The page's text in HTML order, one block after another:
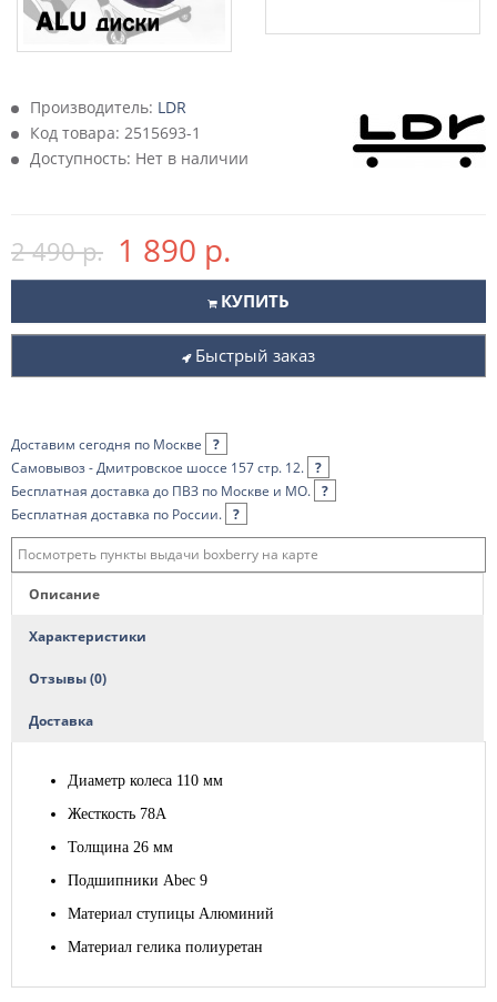
Производитель: LDR
Код товара: 2515693-1
Доступность: Нет в наличии
2 490 р. 1 890 р.
КУПИТЬ
Быстрый заказ
Доставим сегодня по Москве
?
Самовывоз - Дмитровское шоссе 157 стр. 12. ?
Бесплатная доставка до ПВЗ по Москве и МО. ?
Бесплатная доставка по России. ?
Посмотреть пункты выдачи boxberry на карте
Описание
Характеристики
Отзывы (0)
Доставка
Диаметр колеса 110 мм
Жесткость 78А
Толщина 26 мм
Подшипники Abec 9
Материал ступицы Алюминий
Материал гелика полиуретан